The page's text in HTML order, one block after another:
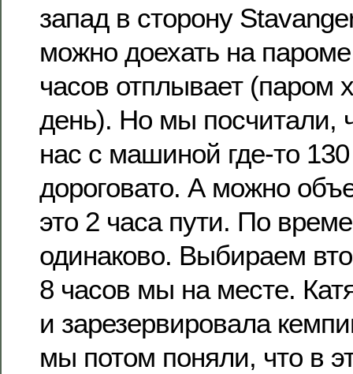
запад в сторону
можно доехать на
часов отплывает (паром
день). Но мы посчитали,
нас с машиной где-то
дороговато. А можно
это 2 часа пути. По
одинаково. Выбираем
8 часов мы на месте.
и зарезервировала
мы потом поняли, что в